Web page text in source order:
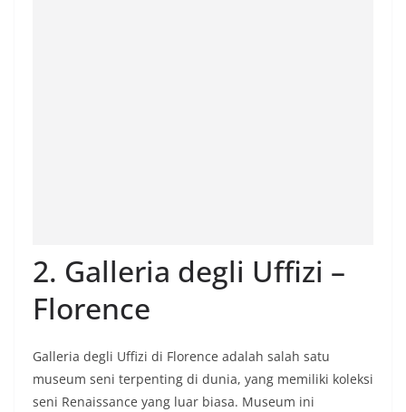
2. Galleria degli Uffizi –
Florence
Galleria degli Uffizi di Florence adalah salah satu
museum seni terpenting di dunia, yang memiliki koleksi
seni Renaissance yang luar biasa. Museum ini